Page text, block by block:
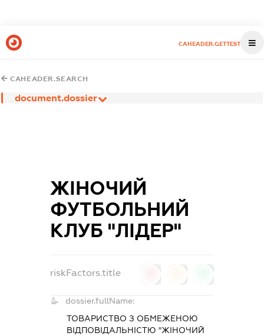
CAHEADER.GETTEST
CAHEADER.SEARCH
document.dossier
ЖІНОЧИЙ
ФУТБОЛЬНИЙ
КЛУБ "ЛІДЕР"
riskFactors.title
dossier.fullName:
ТОВАРИСТВО З ОБМЕЖЕНОЮ
ВІДПОВІДАЛЬНІСТЮ "ЖІНОЧИЙ